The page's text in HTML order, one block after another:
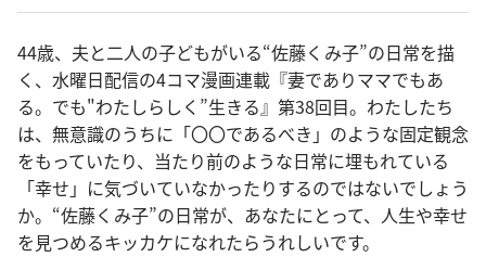
44歳、夫と二人の子どもがいる“佐藤くみ子”の日常を描
く、水曜日配信の4コマ漫画連載『妻でありママでもあ
る。でも"わたしらしく”生きる』第38回目。わたしたち
は、無意識のうちに「〇〇であるべき」のような固定観念
をもっていたり、当たり前のような日常に埋もれている
「幸せ」に気づいていなかったりするのではないでしょう
か。“佐藤くみ子”の日常が、あなたにとって、人生や幸せ
を見つめるキッカケになれたらうれしいです。